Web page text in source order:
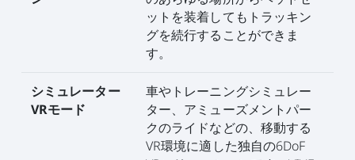
ットを装着してもトラッキン
グを続行することができま
す。
シミュレーター
VRモード
車やトレーニングシミュレー
ター、アミューズメントパー
クのライドなどの、移動する
VR環境に適した独自の6DoF